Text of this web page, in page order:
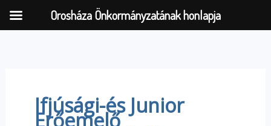
Ifjúsági-és Junior
Erőemelő
Orosháza Önkormányzatának honlapja